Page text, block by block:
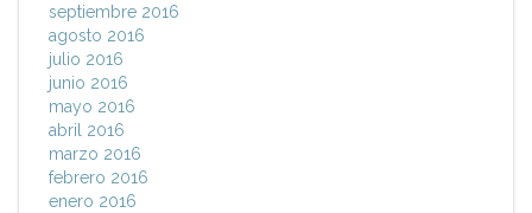
septiembre 2016
agosto 2016
julio 2016
junio 2016
mayo 2016
abril 2016
marzo 2016
febrero 2016
enero 2016